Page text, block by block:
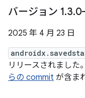
バージョン 1.3.
2025 年 4 月 23 日
リリースされました
らの commit が含ま